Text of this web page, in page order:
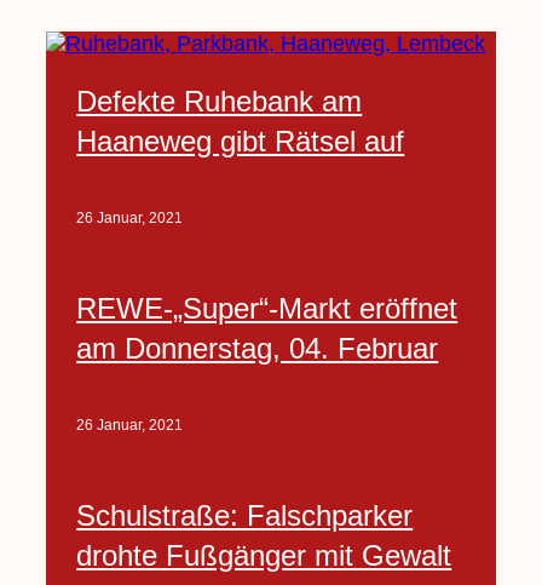
Defekte Ruhebank am
Haaneweg gibt Rätsel auf
26 Januar, 2021
REWE-„Super“-Markt eröffnet
am Donnerstag, 04. Februar
26 Januar, 2021
Schulstraße: Falschparker
drohte Fußgänger mit Gewalt